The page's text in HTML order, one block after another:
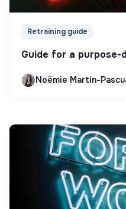
Retraining guide
Guide for a purpose-
Noëmie Martin-